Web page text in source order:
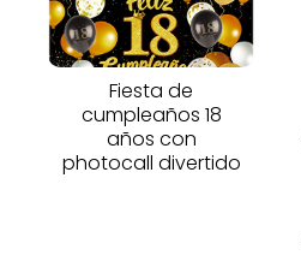
Fiesta de
cumpleaños 18
años con
photocall divertido